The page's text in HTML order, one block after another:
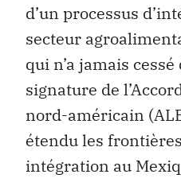
d’un processus
secteur
qui n’a jamais
signature de
nord-américain
étendu les
intégration au